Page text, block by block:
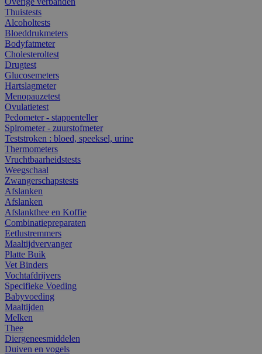
Thuistests
Alcoholtests
Bloeddrukmeters
Bodyfatmeter
Cholesteroltest
Drugtest
Glucosemeters
Hartslagmeter
Menopauzetest
Ovulatietest
Pedometer - stappenteller
Spirometer - zuurstofmeter
Teststroken : bloed, speeksel, urine
Thermometers
Vruchtbaarheidstests
Weegschaal
Zwangerschapstests
Afslanken
Afslanken
Afslankthee en Koffie
Combinatiepreparaten
Eetlustremmers
Maaltijdvervanger
Platte Buik
Vet Binders
Vochtafdrijvers
Specifieke Voeding
Babyvoeding
Maaltijden
Melken
Thee
Diergeneesmiddelen
Duiven en vogels